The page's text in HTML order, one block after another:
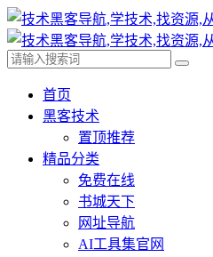
首页
黑客技术
置顶推荐
精品分类
免费在线
书城天下
网址导航
AI工具集官网